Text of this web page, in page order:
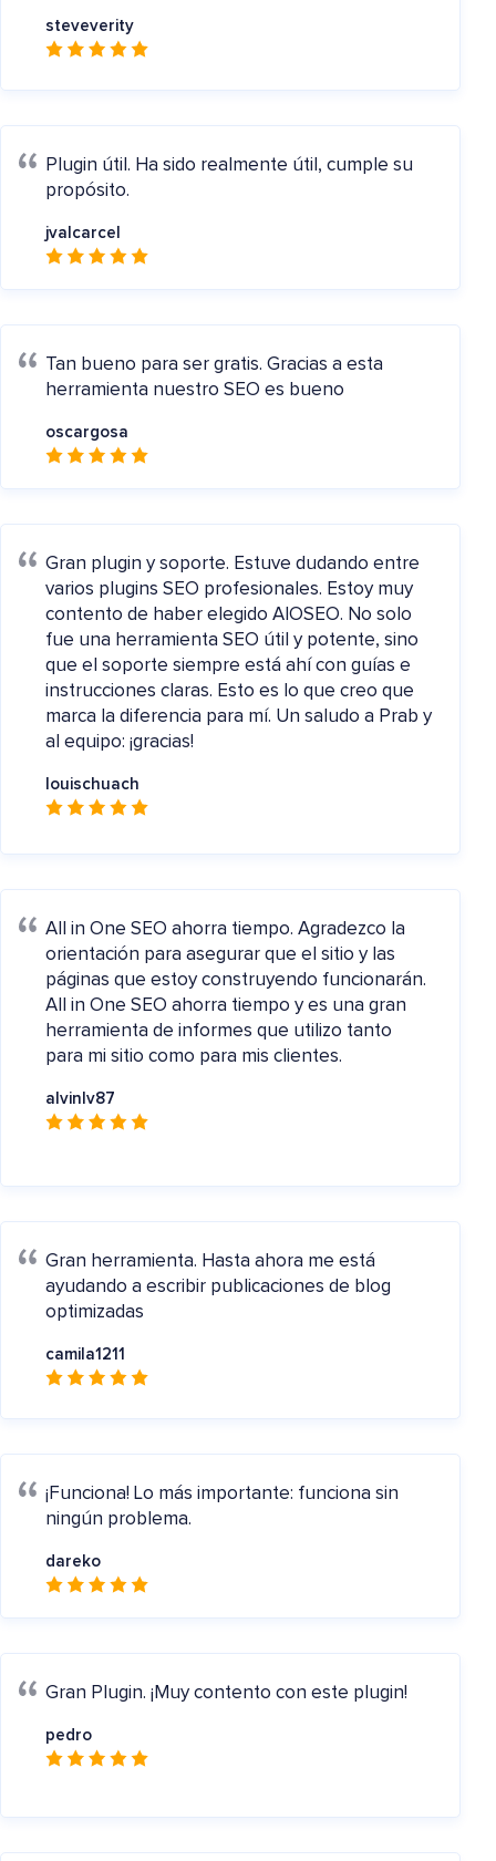
steveverity
Plugin útil. Ha sido realmente útil, cumple su
propósito.
jvalcarcel
Tan bueno para ser gratis. Gracias a esta
herramienta nuestro SEO es bueno
oscargosa
Gran plugin y soporte. Estuve dudando entre
varios plugins SEO profesionales. Estoy muy
contento de haber elegido AIOSEO. No solo
fue una herramienta SEO útil y potente, sino
que el soporte siempre está ahí con guías e
instrucciones claras. Esto es lo que creo que
marca la diferencia para mí. Un saludo a Prab y
al equipo: ¡gracias!
louischuach
All in One SEO ahorra tiempo. Agradezco la
orientación para asegurar que el sitio y las
páginas que estoy construyendo funcionarán.
All in One SEO ahorra tiempo y es una gran
herramienta de informes que utilizo tanto
para mi sitio como para mis clientes.
alvinlv87
Gran herramienta. Hasta ahora me está
ayudando a escribir publicaciones de blog
optimizadas
camila1211
¡Funciona! Lo más importante: funciona sin
ningún problema.
dareko
Gran Plugin. ¡Muy contento con este plugin!
pedro